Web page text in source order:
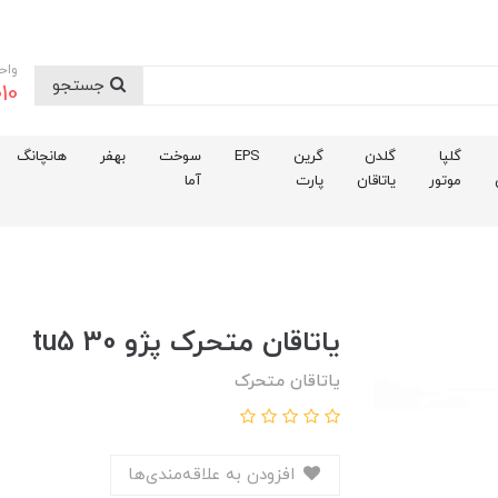
گلپا
موتور
گلدن
یاتاقان
گرین
پارت
EPS
سوخت
آما
بهفر هانچانگ
ياتاقان متحرک پژو 30 tu5
یاتاقان متحرک